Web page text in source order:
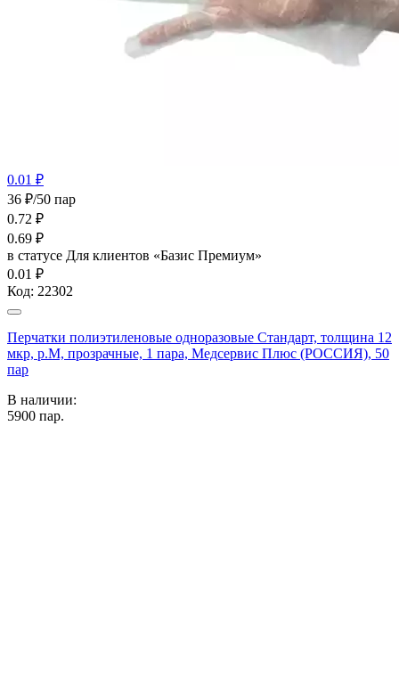
0.01 ₽
36 ₽/50 пар
0.72 ₽
0.69 ₽
в статусе Для клиентов «Базис Премиум»
0.01 ₽
Код: 22302
Перчатки полиэтиленовые одноразовые Стандарт, толщина 12
мкр, р.М, прозрачные, 1 пара, Медсервис Плюс (РОССИЯ), 50
пар
В наличии:
5900 пар.